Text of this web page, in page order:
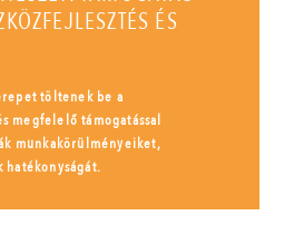
ÉS
töltenek be a
megfelelő támogatással
munkakörülményeiket,